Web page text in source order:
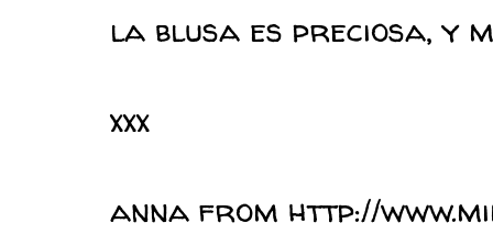
la blusa es preciosa, y
xxx
anna from http://